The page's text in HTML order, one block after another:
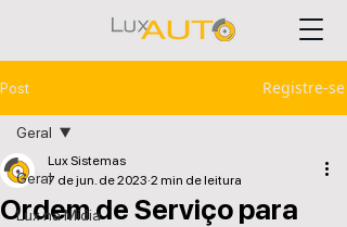
Post Registre-se
Geral
Lux na Mídia
Geral
Ordem de Serviço para
Lux Sistemas
7 de jun. de 2023 2 min de leitura